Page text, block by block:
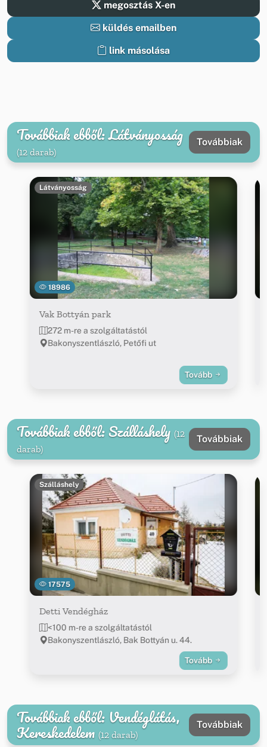
megosztás X-en
küldés emailben
link másolása
Továbbiak ebből: Látványosság
(12 darab)
Továbbiak
18986
Látványosság
Vak Bottyán park
272 m-re a szolgáltatástól
Bakonyszentlászló, Petőfi ut
Tovább
Továbbiak ebből: Szálláshely (12
darab)
Továbbiak
17575
Szálláshely
Detti Vendégház
<100 m-re a szolgáltatástól
Bakonyszentlászló, Bak Bottyán u. 44.
Tovább
Továbbiak ebből: Vendéglátás,
Kereskedelem (12 darab)
Továbbiak